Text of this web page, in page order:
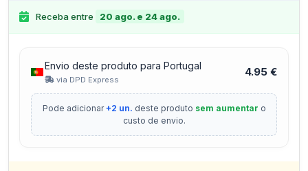
Receba entre 20 ago. e 24 ago.
Envio deste produto para Portugal
via DPD Express
4.95 €
Pode adicionar+2 un. deste produto sem aumentar o
custo de envio.